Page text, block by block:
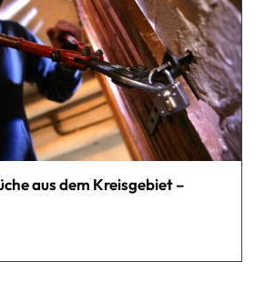
aus dem Kreisgebiet –